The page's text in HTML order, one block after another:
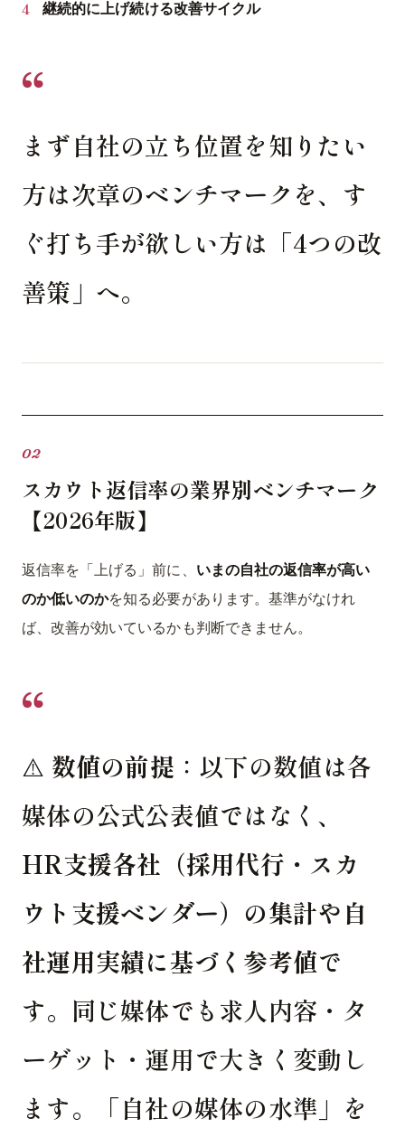
継続的に上げ続ける改善サイクル
まず自社の立ち位置を知りたい
方は次章のベンチマークを、す
ぐ打ち手が欲しい方は「4つの改
善策」へ。
スカウト返信率の業界別ベンチマーク
【2026年版】
返信率を「上げる」前に、 いまの自社の返信率が高い
のか低いのかを知る必要があります。基準がなけれ
ば、改善が効いているかも判断できません。
⚠️ 数値の前提 ：以下の数値は各
媒体の公式公表値ではなく、
HR支援各社（採用代行・スカ
ウト支援ベンダー）の集計や自
社運用実績に基づく参考値で
す。同じ媒体でも求人内容・タ
ーゲット・運用で大きく変動し
ます。「自社の媒体の水準」を